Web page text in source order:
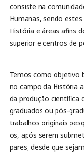
consiste na
Humanas, sendo
História e áreas afins
superior e centros de
Temos como objetivo
no campo da História
da produção científica
graduados ou pós-
trabalhos originais
os, após serem
pares, desde que